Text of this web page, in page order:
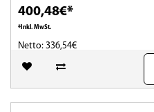
400,48€*
*Inkl. MwSt.
Netto: 336,54€